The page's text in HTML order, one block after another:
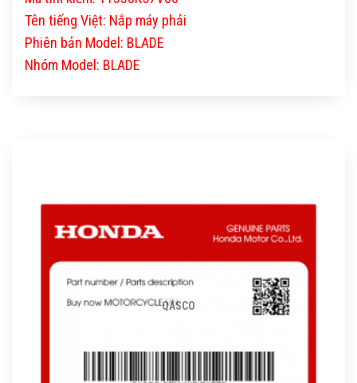
Tên tiếng Việt: Nắp máy phải
Phiên bản Model: BLADE
Nhóm Model: BLADE
QASCO